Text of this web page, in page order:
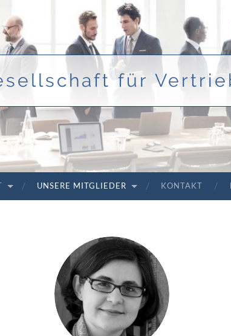
für
UNSERE MITGLIEDER KONTAKT